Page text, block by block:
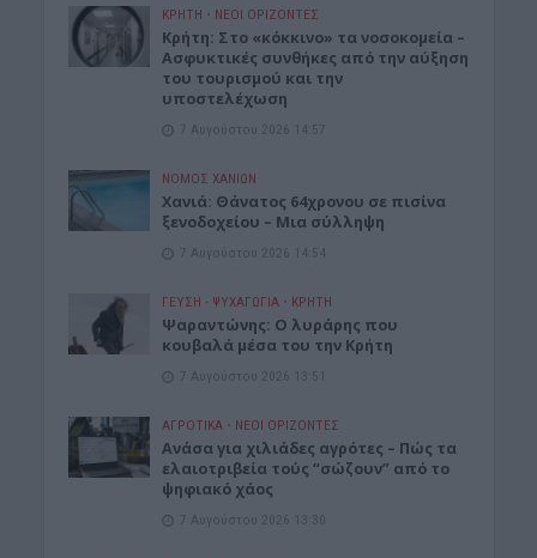
ΚΡΗΤΗ • ΝΕΟΙ ΟΡΙΖΟΝΤΕΣ
Κρήτη: Στο «κόκκινο» τα νοσοκομεία –
Ασφυκτικές συνθήκες από την αύξηση
του τουρισμού και την
υποστελέχωση
7 Αυγούστου 2026 14:57
ΝΟΜΌΣ ΧΑΝΊΩΝ
Χανιά: Θάνατος 64χρονου σε πισίνα
ξενοδοχείου – Μια σύλληψη
7 Αυγούστου 2026 14:54
ΓΕΎΣΗ - ΨΥΧΑΓΩΓΊΑ • ΚΡΗΤΗ
Ψαραντώνης: Ο λυράρης που
κουβαλά μέσα του την Κρήτη
7 Αυγούστου 2026 13:51
ΑΓΡΟΤΙΚΑ • ΝΕΟΙ ΟΡΙΖΟΝΤΕΣ
Ανάσα για χιλιάδες αγρότες – Πώς τα
ελαιοτριβεία τούς “σώζουν” από το
ψηφιακό χάος
7 Αυγούστου 2026 13:30